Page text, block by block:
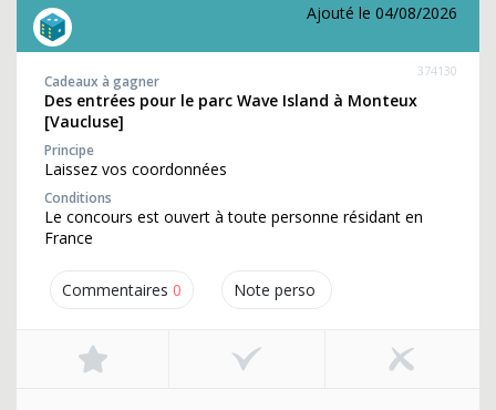
Ajouté le 04/08/2026
Commentaires 0 Note perso
374130
Cadeaux à gagner
Des entrées pour le parc Wave Island à Monteux
[Vaucluse]
Principe
Laissez vos coordonnées
Conditions
Le concours est ouvert à toute personne résidant en
France